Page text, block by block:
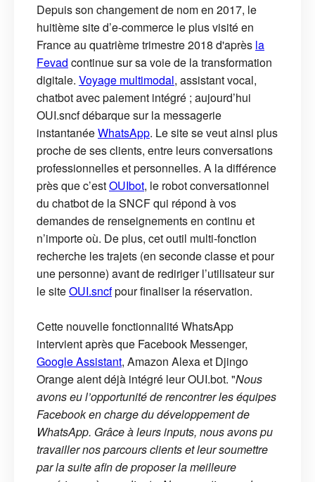
Depuis son changement de nom en 2017, le
huitième site d’e-commerce le plus visité en
France au quatrième trimestre 2018 d'après la
Fevad continue sur sa voie de la transformation
digitale. Voyage multimodal, assistant vocal,
chatbot avec paiement intégré ; aujourd’hui
OUI.sncf débarque sur la messagerie
instantanéeWhatsApp. Le site se veut ainsi plus
proche de ses clients, entre leurs conversations
professionnelles et personnelles. A la différence
près que c’estOUIbot, le robot conversationnel
du chatbot de la SNCF qui répond à vos
demandes de renseignements en continu et
n’importe où. De plus, cet outil multi-fonction
recherche les trajets (en seconde classe et pour
une personne) avant de rediriger l’utilisateur sur
le siteOUI.sncfpour finaliser la réservation.
Cette nouvelle fonctionnalité WhatsApp
intervient après que Facebook Messenger,
Google Assistant, Amazon Alexa et Djingo
Orange aient déjà intégré leur OUI.bot. "Nous
avons eu l’opportunité de rencontrer les équipes
Facebook en charge du développement de
WhatsApp. Grâce à leurs inputs, nous avons pu
travailler nos parcours clients et leur soumettre
par la suite afin de proposer la meilleure